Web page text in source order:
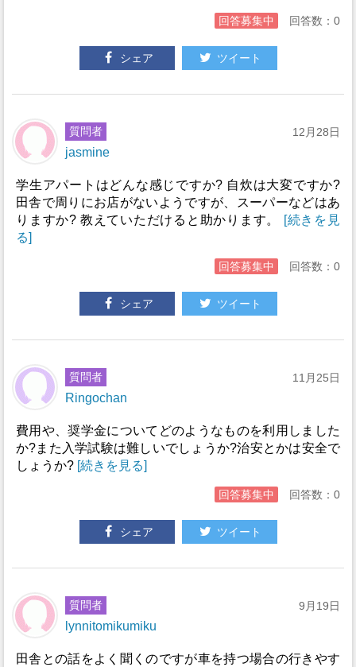
回答募集中 回答数：0
シェア ツイート
質問者
jasmine
12月28日
学生アパートはどんな感じですか? 自炊は大変ですか?
田舎で周りにお店がないようですが、スーパーなどはあ
りますか? 教えていただけると助かります。
[続きを見
る]
回答募集中 回答数：0
シェア ツイート
質問者
Ringochan
11月25日
費用や、奨学金についてどのようなものを利用しました
か?また入学試験は難しいでしょうか?治安とかは安全で
しょうか? [続きを見る]
回答募集中 回答数：0
シェア ツイート
質問者
lynnitomikumiku
9月19日
田舎との話をよく聞くのですが車を持つ場合の行きやす